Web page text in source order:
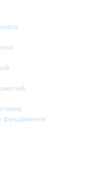
фундаменте